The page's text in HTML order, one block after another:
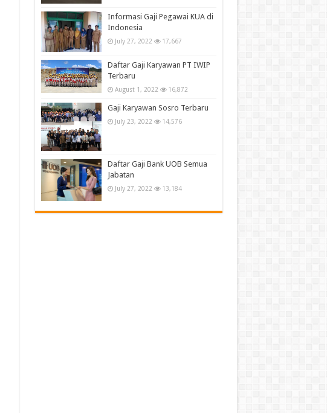
Informasi Gaji Pegawai KUA di
Indonesia
July 27, 2022 17,667
Daftar Gaji Karyawan PT IWIP
Terbaru
August 1, 2022 16,872
Gaji Karyawan Sosro Terbaru
July 23, 2022 14,576
Daftar Gaji Bank UOB Semua
Jabatan
July 27, 2022 13,184